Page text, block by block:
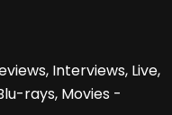
Interviews, Live,
rays, Movies -